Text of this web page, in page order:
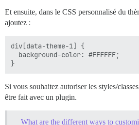
Et ensuite, dans le CSS personnalisé du
ajoutez :
div[data-theme-1] {
  background-color: #FFFFFF;
Si vous souhaitez autoriser les styles/
être fait avec un plugin.